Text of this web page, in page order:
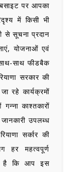
पर आपका
में किसी भी
से सूचना प्रदान
योजनाओं एवं
साथ फीडबैक
सरकार की
रहे कार्यक्रमों
काश्तकारों
उपलब्ध
सर्कार की
हर महत्वपूर्ण
है कि आप इस